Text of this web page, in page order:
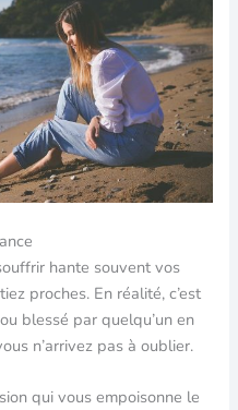
hante souvent vos
proches. En réalité, c’est
blessé par quelqu’un en
n’arrivez pas à oublier.
qui vous empoisonne le